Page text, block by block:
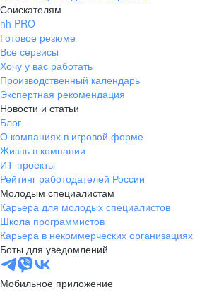
Соискателям
hh PRO
Готовое резюме
Все сервисы
Хочу у вас работать
Производственный календарь
Экспертная рекомендация
Новости и статьи
Блог
О компаниях в игровой форме
Жизнь в компании
ИТ-проекты
Рейтинг работодателей России
Молодым специалистам
Карьера для молодых специалистов
Школа программистов
Карьера в некоммерческих организациях
Боты для уведомлений
Мобильное приложение